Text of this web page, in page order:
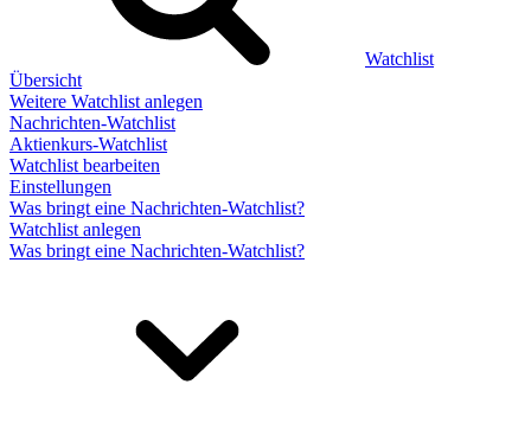
Watchlist
Übersicht
Weitere Watchlist anlegen
Nachrichten-Watchlist
Aktienkurs-Watchlist
Watchlist bearbeiten
Einstellungen
Was bringt eine Nachrichten-Watchlist?
Watchlist anlegen
Was bringt eine Nachrichten-Watchlist?